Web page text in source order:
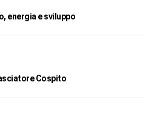
energia e sviluppo
Cospito